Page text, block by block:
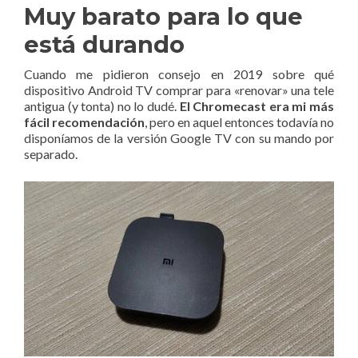
Muy barato para lo que
está durando
Cuando me pidieron consejo en 2019 sobre qué
dispositivo Android TV comprar para «renovar» una tele
antigua (y tonta) no lo dudé. El Chromecast era mi más
fácil recomendación, pero en aquel entonces todavía no
disponíamos de la versión Google TV con su mando por
separado.